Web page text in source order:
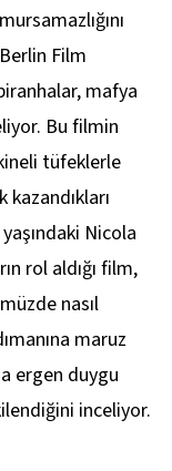
Film
mafya
Bu filmin
tüfeklerle
Nicola
rol aldığı film,
nasıl
maruz
ergen duygu
inceliyor.